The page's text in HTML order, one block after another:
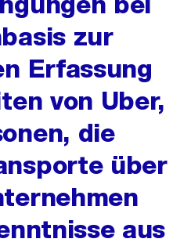
zur
Erfassung
von Uber,
die
über
aus